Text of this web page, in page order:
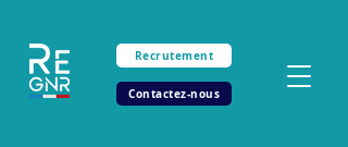
Recrutement
Contactez-nous